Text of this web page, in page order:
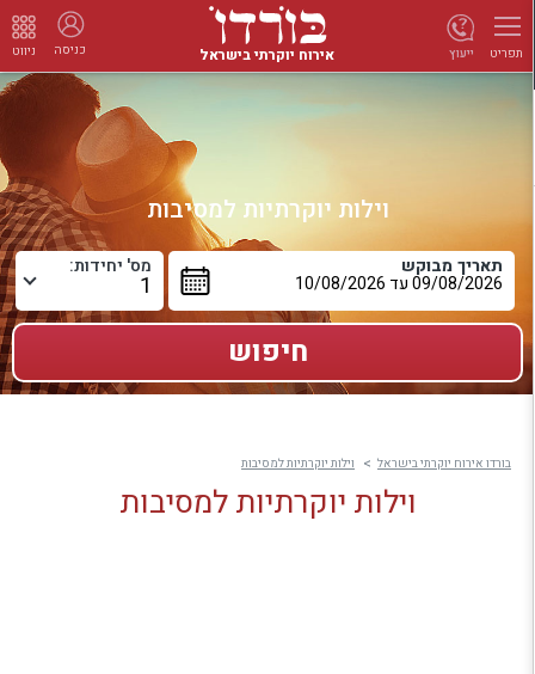
תפריט אירוח יוקרתי בישראל כניסה ניווט ייעוץ
וילות יוקרתיות למסיבות
תאריך מבוקש מס' יחידות:
בורדו אירוח יוקרתי בישראל וילות יוקרתיות למסיבות
וילות יוקרתיות למסיבות